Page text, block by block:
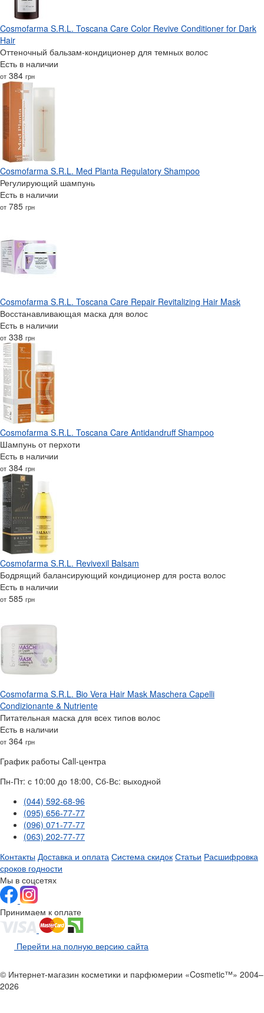
Cosmofarma S.R.L. Toscana Care Color Revive Conditioner for Dark
Hair
Оттеночный бальзам-кондиционер для темных волос
Есть в наличии
от 384 грн
Cosmofarma S.R.L. Med Planta Regulatory Shampoo
Регулирующий шампунь
Есть в наличии
от 785 грн
Cosmofarma S.R.L. Toscana Care Repair Revitalizing Hair Mask
Восстанавливающая маска для волос
Есть в наличии
от 338 грн
Cosmofarma S.R.L. Toscana Care Antidandruff Shampoo
Шампунь от перхоти
Есть в наличии
от 384 грн
Cosmofarma S.R.L. Revivexil Balsam
Бодрящий балансирующий кондиционер для роста волос
Есть в наличии
от 585 грн
Cosmofarma S.R.L. Bio Vera Hair Mask Maschera Capelli
Condizionante & Nutriente
Питательная маска для всех типов волос
Есть в наличии
от 364 грн
График работы Call-центра
Пн-Пт: с 10:00 до 18:00, Сб-Вс: выходной
(044) 592-68-96
(095) 656-77-77
(096) 071-77-77
(063) 202-77-77
Контакты Доставка и оплата Система скидок Статьи Расшифровка
сроков годности
Мы в соцсетях
Принимаем к оплате
Перейти на полную версию сайта
© Интернет-магазин косметики и парфюмерии «Cosmetic™» 2004–
2026